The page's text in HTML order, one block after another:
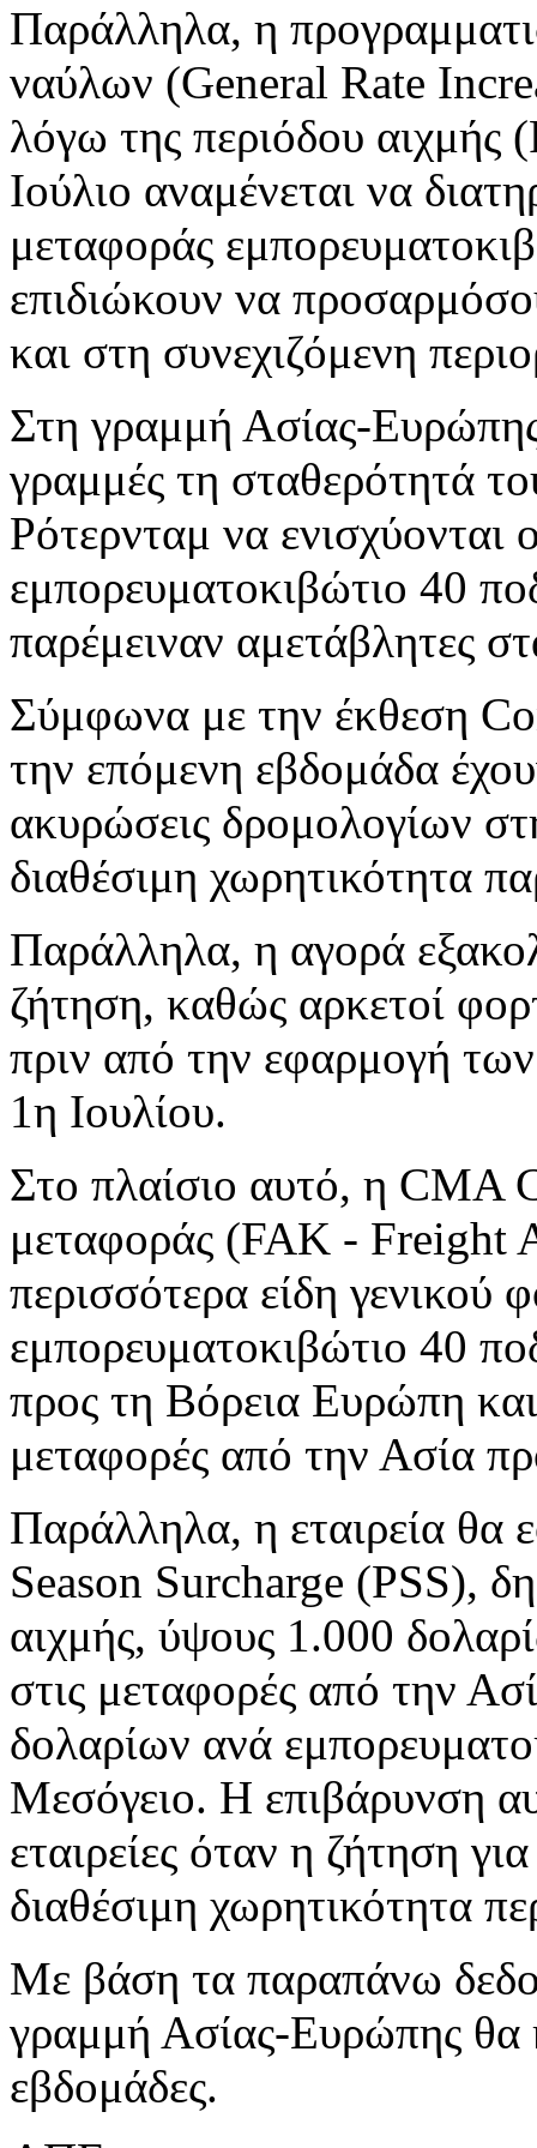
Παράλληλα, η
ναύλων (General Rate
λόγω της περιόδου αιχμής
Ιούλιο αναμένεται να
μεταφοράς
επιδιώκουν να
και στη συνεχιζόμενη
Στη γραμμή Ασίας-Ευρώπης
γραμμές τη σταθερότητά
Ρότερνταμ να
εμπορευματοκιβώτιο 40
παρέμειναν αμετάβλητες
Σύμφωνα με την έκθεση
την επόμενη εβδομάδα
ακυρώσεις δρομολογίων
διαθέσιμη χωρητικότητα
Παράλληλα, η αγορά
ζήτηση, καθώς αρκετοί
πριν από την εφαρμογή
1η Ιουλίου.
Στο πλαίσιο αυτό, η CMA
μεταφοράς (FAK - Freight
περισσότερα είδη
εμπορευματοκιβώτιο 40
προς τη Βόρεια Ευρώπη
μεταφορές από την Ασία
Παράλληλα, η εταιρεία θα
Season Surcharge (PSS),
αιχμής, ύψους 1.000
στις μεταφορές από την
δολαρίων ανά
Μεσόγειο. Η επιβάρυνση
εταιρείες όταν η ζήτηση
διαθέσιμη χωρητικότητα
Με βάση τα παραπάνω
γραμμή Ασίας-Ευρώπης θα
εβδομάδες.